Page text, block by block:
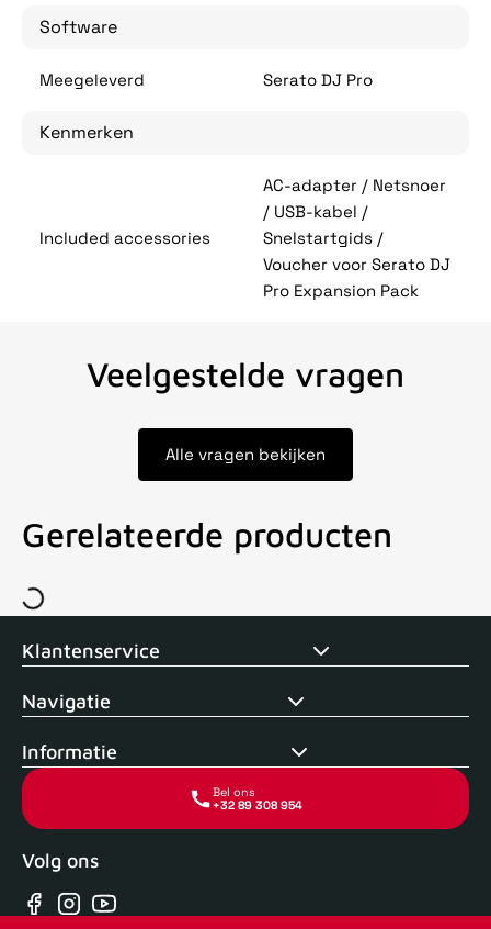
Software
Meegeleverd Serato DJ Pro
Kenmerken
Included accessories
AC-adapter / Netsnoer
/ USB-kabel /
Snelstartgids /
Voucher voor Serato DJ
Pro Expansion Pack
Veelgestelde vragen
Alle vragen bekijken
Gerelateerde producten
Voor 15uur besteld, zelfde dag verstuurd Echte winkel +35
Klantenservice
Navigatie
Informatie
Bel ons
+32 89 308 954
Volg ons
Facebook
Instagram
YouTube